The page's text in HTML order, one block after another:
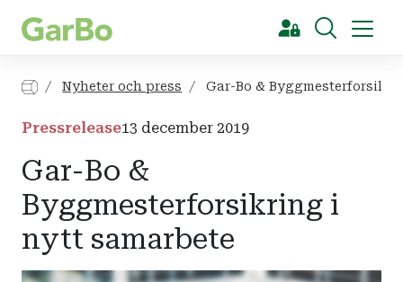
[Sök]
Nyheter och press Gar-Bo &
Pressrelease13 december 2019
Gar-Bo &
Byggmesterforsikring i
nytt samarbete